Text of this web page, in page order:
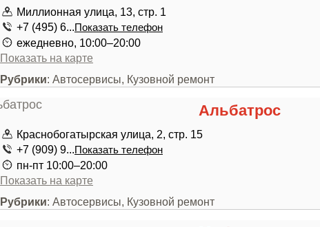
Миллионная улица, 13, стр. 1
+7 (495) 6...Показать телефон
ежедневно, 10:00–20:00
Показать на карте
Рубрики: Автосервисы, Кузовной ремонт
Альбатрос
Краснобогатырская улица, 2, стр. 15
+7 (909) 9...Показать телефон
пн-пт 10:00–20:00
Показать на карте
Рубрики: Автосервисы, Кузовной ремонт